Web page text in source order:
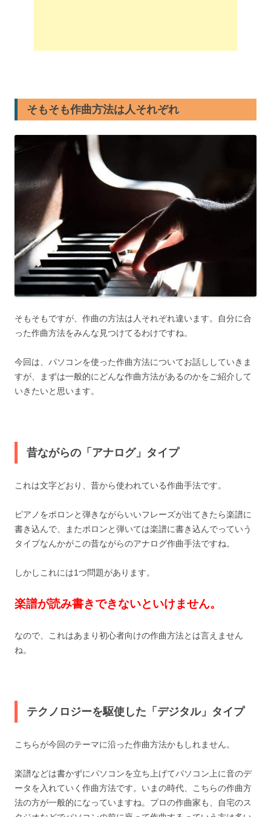
そもそも作曲方法は人それぞれ
そもそもですが、作曲の方法は人それぞれ違います。自分に合
った作曲方法をみんな見つけてるわけですね。
今回は、パソコンを使った作曲方法についてお話ししていきま
すが、まずは一般的にどんな作曲方法があるのかをご紹介して
いきたいと思います。
昔ながらの「アナログ」タイプ
これは文字どおり、昔から使われている作曲手法です。
ピアノをポロンと弾きながらいいフレーズが出てきたら楽譜に
書き込んで、またポロンと弾いては楽譜に書き込んでっていう
タイプなんかがこの昔ながらのアナログ作曲手法ですね。
しかしこれには1つ問題があります。
楽譜が読み書きできないといけません。
なので、これはあまり初心者向けの作曲方法とは言えません
ね。
テクノロジーを駆使した「デジタル」タイプ
こちらが今回のテーマに沿った作曲方法かもしれません。
楽譜などは書かずにパソコンを立ち上げてパソコン上に音のデ
ータを入れていく作曲方法です。いまの時代、こちらの作曲方
法の方が一般的になっていますね。プロの作曲家も、自宅のス